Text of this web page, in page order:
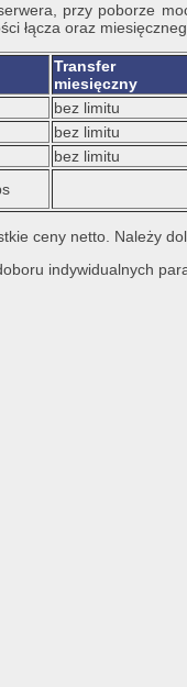
przy poborze
łącza oraz
Transfer
miesięczny
bez limitu
bez limitu
bez limitu
ceny netto. Należy
indywidualnych